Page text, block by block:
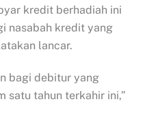
kredit berhadiah ini
nasabah kredit yang
lancar.
bagi debitur yang
satu tahun terkahir ini,”